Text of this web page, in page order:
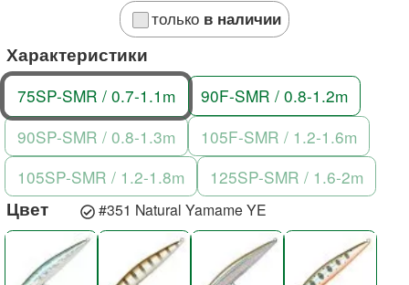
только в наличии
Характеристики
75SP-SMR / 0.7-1.1m
90F-SMR / 0.8-1.2m
90SP-SMR / 0.8-1.3m
105F-SMR / 1.2-1.6m
105SP-SMR / 1.2-1.8m
125SP-SMR / 1.6-2m
Цвет #351 Natural Yamame YE